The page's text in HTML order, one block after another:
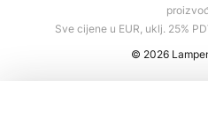
Sve cijene u EUR, uklj. 25%
© 2026